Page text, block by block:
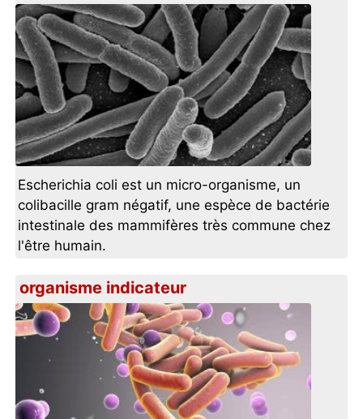
Escherichia coli est un micro-organisme, un
colibacille gram négatif, une espèce de bactérie
intestinale des mammifères très commune chez
l'être humain.
organisme indicateur